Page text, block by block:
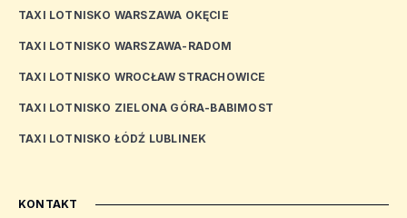
TAXI LOTNISKO WARSZAWA OKĘCIE
TAXI LOTNISKO WARSZAWA-RADOM
TAXI LOTNISKO WROCŁAW STRACHOWICE
TAXI LOTNISKO ZIELONA GÓRA-BABIMOST
TAXI LOTNISKO ŁÓDŹ LUBLINEK
KONTAKT